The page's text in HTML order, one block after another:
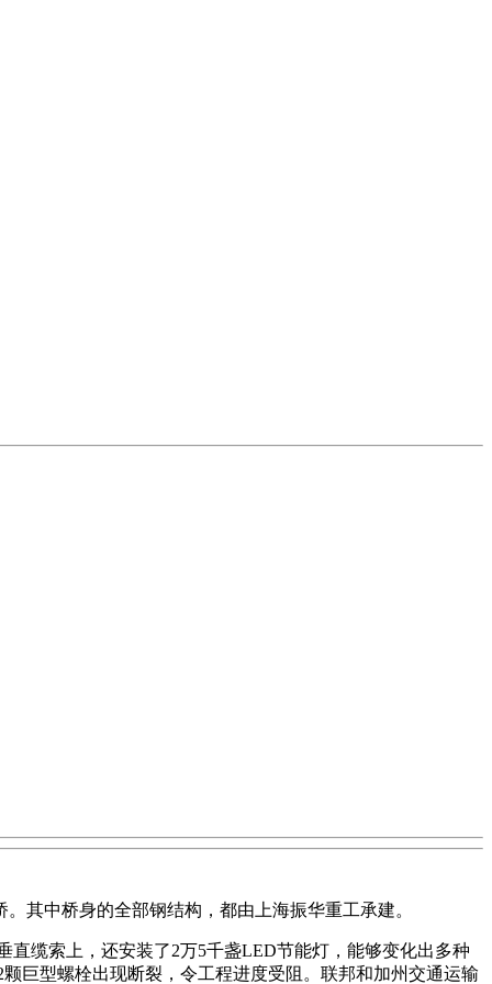
其中桥身的全部钢结构，都由上海振华重工承建。
直缆索上，还安装了2万5千盏LED节能灯，能够变化出多种
巨型螺栓出现断裂，令工程进度受阻。联邦和加州交通运输